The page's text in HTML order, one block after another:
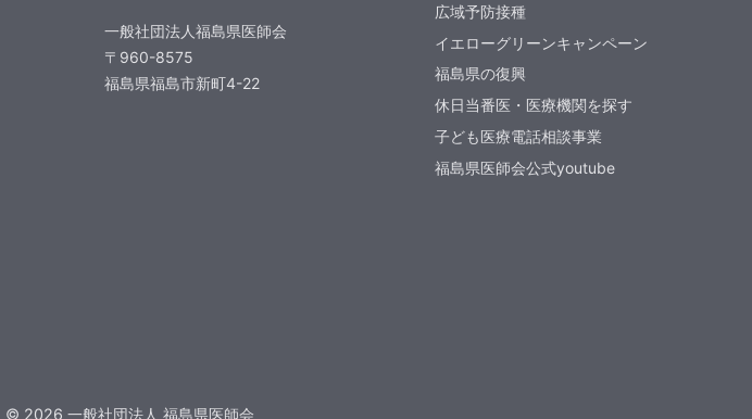
一般社団法人福島県医師会
〒960-8575
福島県福島市新町4-22
広域予防接種
イエローグリーンキャンペーン
福島県の復興
休日当番医・医療機関を探す
子ども医療電話相談事業
福島県医師会公式youtube
© 2026 一般社団法人 福島県医師会